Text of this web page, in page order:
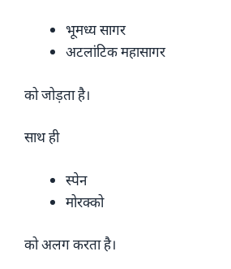
भूमध्य सागर
अटलांटिक महासागर
को जोड़ता है।
साथ ही
स्पेन
मोरक्को
को अलग करता है।